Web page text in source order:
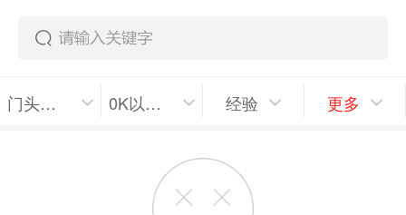
门头沟区 0K以上/月 经验 更多